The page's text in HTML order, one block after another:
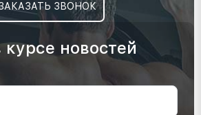
ЗВОНОК
курсе новостей